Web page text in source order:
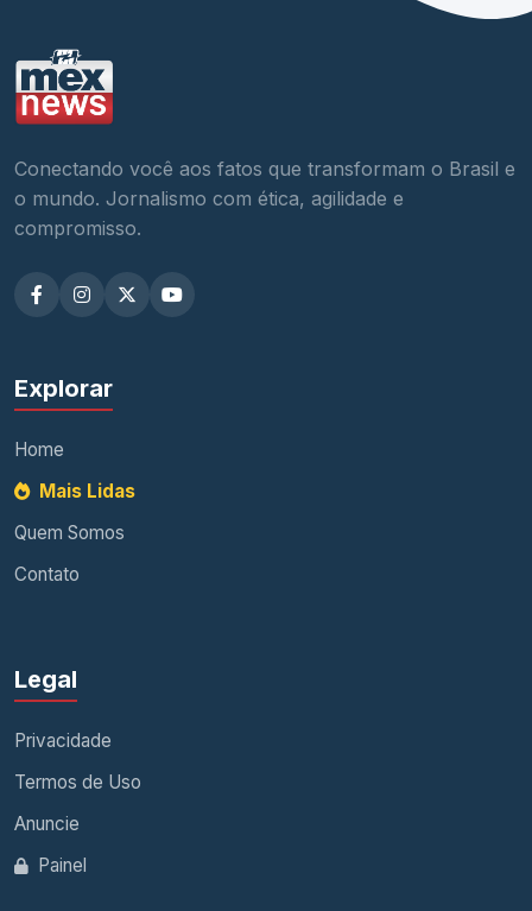
Conectando você aos fatos que transformam o Brasil e
o mundo. Jornalismo com ética, agilidade e
compromisso.
Explorar
Home
Mais Lidas
Quem Somos
Contato
Legal
Privacidade
Termos de Uso
Anuncie
Painel